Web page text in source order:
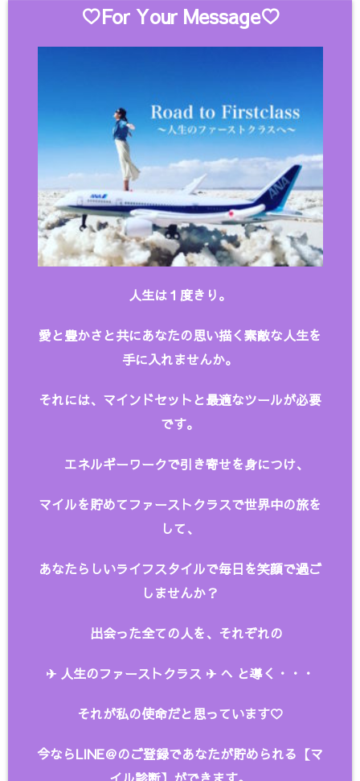
♡For Your Message♡
人生は１度きり。
愛と豊かさと共にあなたの思い描く素敵な人生を
手に入れませんか。
それには、マインドセットと最適なツールが必要
です。
エネルギーワークで引き寄せを身につけ、
マイルを貯めてファーストクラスで世界中の旅を
して、
あなたらしいライフスタイルで毎日を笑顔で過ご
しませんか？
出会った全ての人を、 それぞれの
✈︎ 人生のファーストクラス ✈︎ へ と導く・・・
それが私の使命だと思っています♡
今ならLINE＠のご登録であなたが貯められる【マ